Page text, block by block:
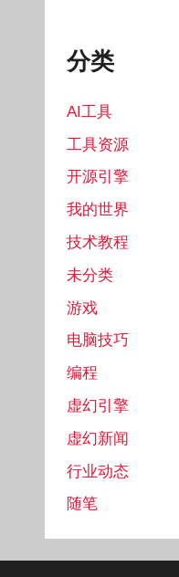
分类
AI工具
工具资源
开源引擎
我的世界
技术教程
未分类
游戏
电脑技巧
编程
虚幻引擎
虚幻新闻
行业动态
随笔